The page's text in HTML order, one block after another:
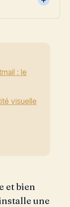
: le
visuelle
et bien
une